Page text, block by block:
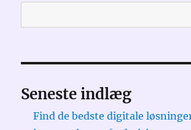
Seneste indlæg
Find de bedste digitale